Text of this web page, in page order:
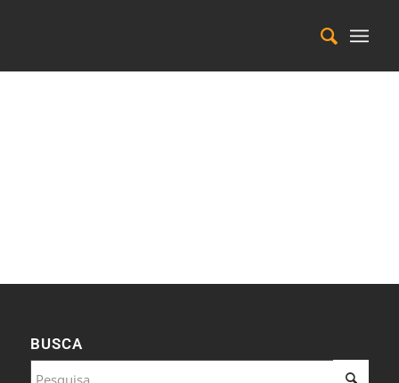
BUSCA